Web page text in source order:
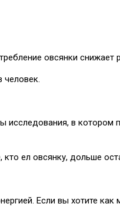
овсянки снижает
человек.
в
ел овсянку, дольше
Если вы хотите